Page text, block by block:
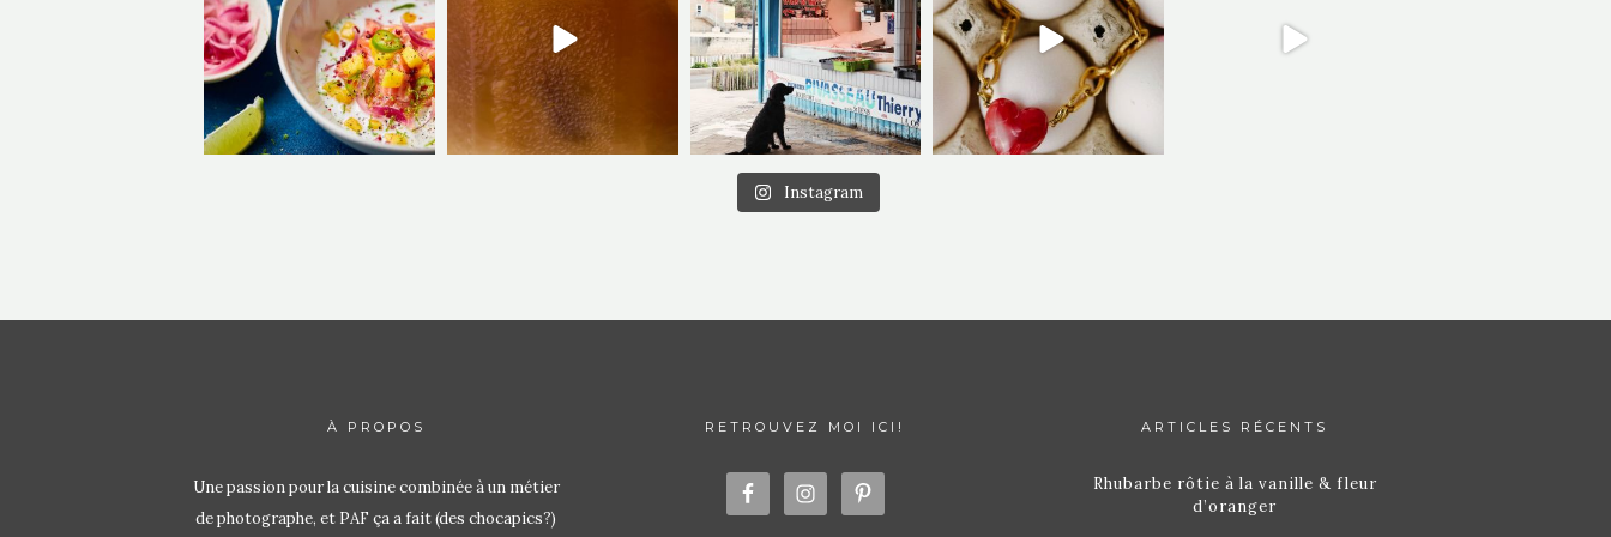
Instagram
À PROPOS
Une passion pour la cuisine combinée à un métier
de photographe, et PAF ça a fait (des chocapics?)
RETROUVEZ MOI ICI! ARTICLES RÉCENTS
Rhubarbe rôtie à la vanille & fleur
d’oranger